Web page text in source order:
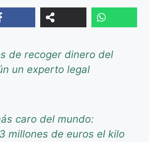
de recoger dinero del
un experto legal
caro del mundo:
millones de euros el kilo